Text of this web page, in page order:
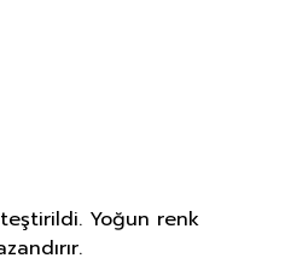
Yoğun renk